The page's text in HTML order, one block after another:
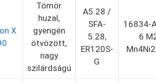
X
Tömör
huzal,
gyengén
ötvözött,
nagy
szilárdságú
A5.28 /
SFA-
5.28,
ER120S-
G
16834-
6